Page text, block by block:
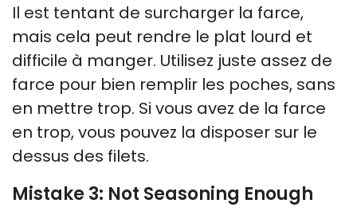
Il est tentant de surcharger la farce,
mais cela peut rendre le plat lourd et
difficile à manger. Utilisez juste assez de
farce pour bien remplir les poches, sans
en mettre trop. Si vous avez de la farce
en trop, vous pouvez la disposer sur le
dessus des filets.
Mistake 3: Not Seasoning Enough